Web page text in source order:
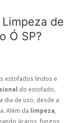
de
Ó SP?
estofados lindos e
do estofado,
dia de uso, desde a
Além da limpeza,
ácaros, fungos,